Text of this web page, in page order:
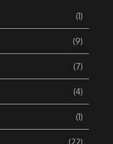
(1)
(9)
(7)
(4)
(1)
(22)